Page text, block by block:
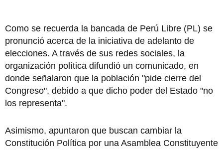
Como se recuerda la bancada de Perú Libre (PL) se
pronunció acerca de la iniciativa de adelanto de
elecciones. A través de sus redes sociales, la
organización política difundió un comunicado, en
donde señalaron que la población "pide cierre del
Congreso", debido a que dicho poder del Estado "no
los representa".
Asimismo, apuntaron que buscan cambiar la
Constitución Política por una Asamblea Constituyente